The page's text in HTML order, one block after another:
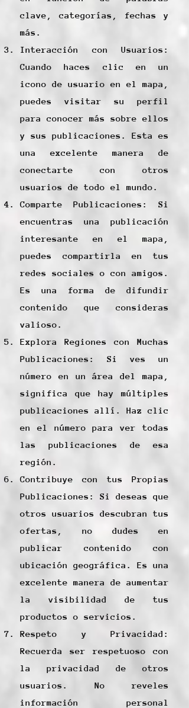
clave, categorías, fechas y
más.
Interacción con Usuarios:
Cuando haces clic en un
icono de usuario en el mapa,
puedes visitar su perfil
para conocer más sobre ellos
y sus publicaciones. Esta es
una excelente manera de
conectarte con otros
usuarios de todo el mundo.
Comparte Publicaciones: Si
encuentras una publicación
interesante en el mapa,
puedes compartirla en tus
redes sociales o con amigos.
Es una forma de difundir
contenido que consideras
valioso.
Explora Regiones con Muchas
Publicaciones: Si ves un
número en un área del mapa,
significa que hay múltiples
publicaciones allí. Haz clic
en el número para ver todas
las publicaciones de esa
región.
Contribuye con tus Propias
Publicaciones: Si deseas que
otros usuarios descubran tus
ofertas, no dudes en
publicar contenido con
ubicación geográfica. Es una
excelente manera de aumentar
la visibilidad de tus
productos o servicios.
Respeto y Privacidad:
Recuerda ser respetuoso con
la privacidad de otros
usuarios. No reveles
información personal